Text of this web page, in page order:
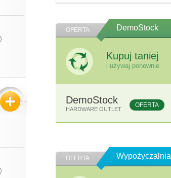
OFERTA DemoStock
Kupuj taniej
i używaj ponownie
DemoStock OFERTA
HARDWARE OUTLET
OFERTA Wypożyczalnia